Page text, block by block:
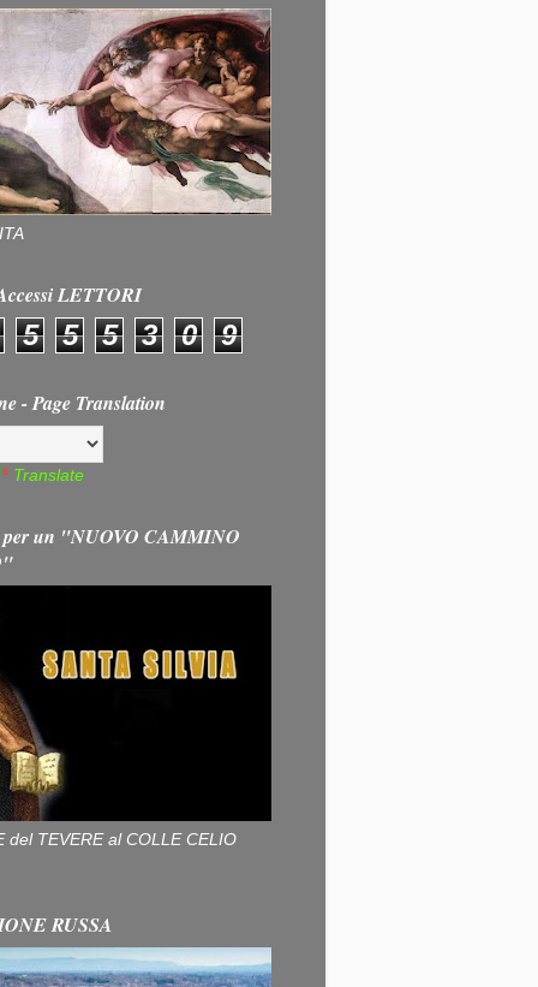
LETTORI
5 5 5 3 0 9
- Page Translation
Translate
per un "NUOVO CAMMINO
del TEVERE al COLLE CELIO
RUSSA